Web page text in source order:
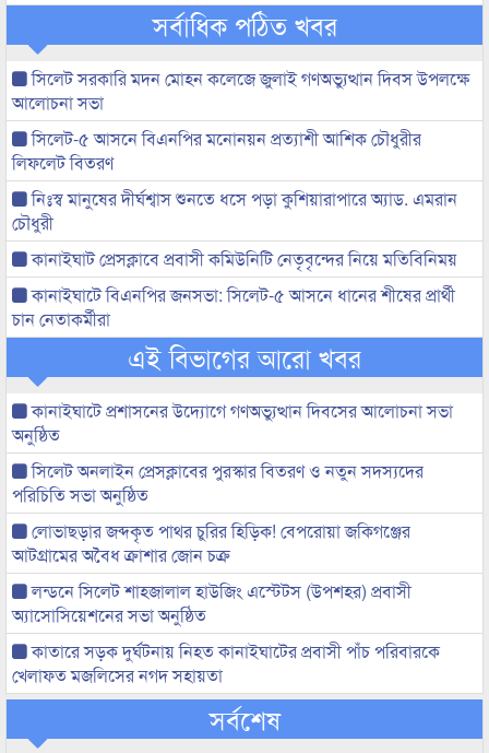
সর্বাধিক পঠিত খবর
সিলেট সরকারি মদন মোহন কলেজে জুলাই গণঅভ্যুত্থান দিবস উপলক্ষে
আলোচনা সভা
সিলেট-৫ আসনে বিএনপির মনোনয়ন প্রত্যাশী আশিক চৌধুরীর
লিফলেট বিতরণ
নিঃস্ব মানুষের দীর্ঘশ্বাস শুনতে ধসে পড়া কুশিয়ারাপারে অ্যাড. এমরান
চৌধুরী
কানাইঘাট প্রেসক্লাবে প্রবাসী কমিউনিটি নেতৃবৃন্দের নিয়ে মতিবিনিময়
কানাইঘাটে বিএনপির জনসভা: সিলেট-৫ আসনে ধানের শীষের প্রার্থী
চান নেতাকর্মীরা
এই বিভাগের আরো খবর
কানাইঘাটে প্রশাসনের উদ্যোগে গণঅভ্যুত্থান দিবসের আলোচনা সভা
অনুষ্ঠিত
সিলেট অনলাইন প্রেসক্লাবের পুরস্কার বিতরণ ও নতুন সদস্যদের
পরিচিতি সভা অনুষ্ঠিত
লোভাছড়ার জব্দকৃত পাথর চুরির হিড়িক! বেপরোয়া জকিগঞ্জের
আটগ্রামের অবৈধ ক্রাশার জোন চক্র
লন্ডনে সিলেট শাহজালাল হাউজিং এস্টেটস (উপশহর) প্রবাসী
অ্যাসোসিয়েশনের সভা অনুষ্ঠিত
কাতারে সড়ক দুর্ঘটনায় নিহত কানাইঘাটের প্রবাসী পাঁচ পরিবারকে
খেলাফত মজলিসের নগদ সহায়তা
সর্বশেষ